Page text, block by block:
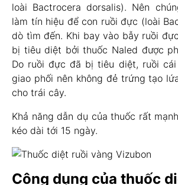
loài Bactrocera dorsalis). Nên
làm tín hiệu để con ruồi đực (loài
dò tìm đến. Khi bay vào bẫy ruồi
bị tiêu diệt bởi thuốc Naled được
Do ruồi đực đã bị tiêu diệt, ruồi cái
giao phối nên không đẻ trứng tạo
cho trái cây.
Khả năng dẫn dụ của thuốc rất
kéo dài tới 15 ngày.
Công dụng của thuốc